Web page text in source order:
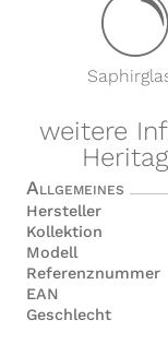
y
weitere
Allgemeines
Hersteller
Kollektion
Modell
Referenznummer
EAN
Geschlecht